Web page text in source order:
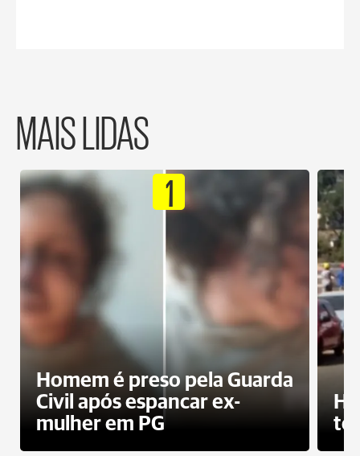
MAIS LIDAS
1
Homem é preso pela Guarda
Civil após espancar ex-
mulher em PG